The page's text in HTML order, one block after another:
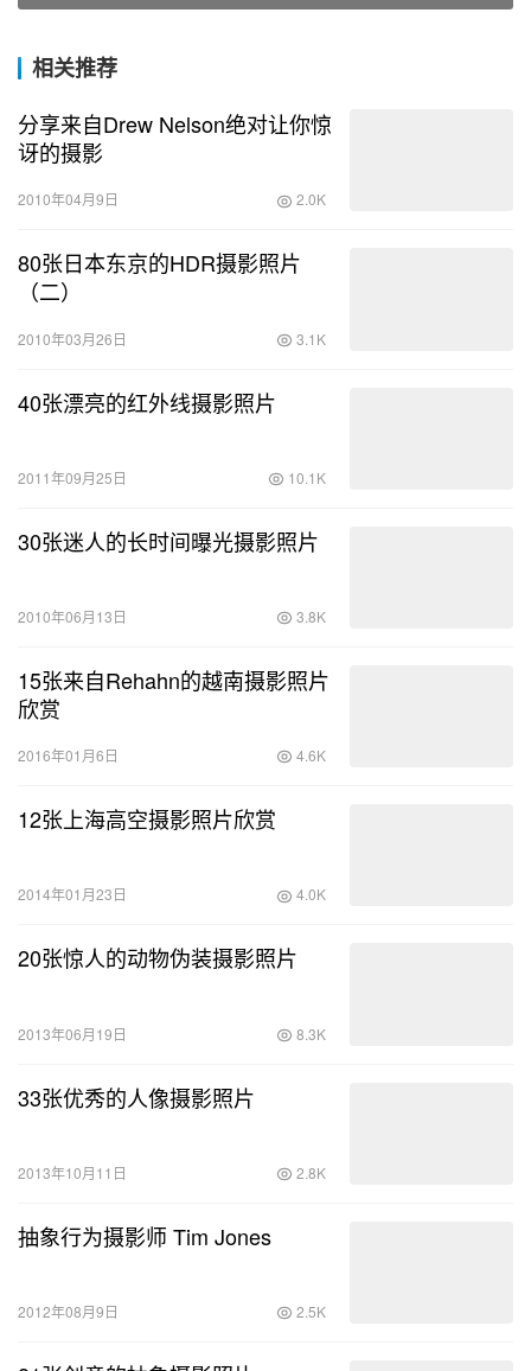
相关推荐
分享来自Drew Nelson绝对让你惊
讶的摄影
2010年04月9日 2.0K
80张日本东京的HDR摄影照片
（二）
2010年03月26日 3.1K
40张漂亮的红外线摄影照片
2011年09月25日 10.1K
30张迷人的长时间曝光摄影照片
2010年06月13日 3.8K
15张来自Rehahn的越南摄影照片
欣赏
2016年01月6日 4.6K
12张上海高空摄影照片欣赏
2014年01月23日 4.0K
20张惊人的动物伪装摄影照片
2013年06月19日 8.3K
33张优秀的人像摄影照片
2013年10月11日 2.8K
抽象行为摄影师 Tim Jones
2012年08月9日 2.5K